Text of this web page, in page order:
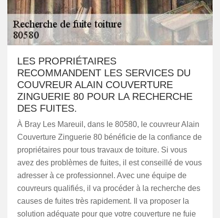
LES PROPRIÉTAIRES
RECOMMANDENT LES SERVICES DU
COUVREUR ALAIN COUVERTURE
ZINGUERIE 80 POUR LA RECHERCHE
DES FUITES.
À Bray Les Mareuil, dans le 80580, le couvreur Alain
Couverture Zinguerie 80 bénéficie de la confiance de
propriétaires pour tous travaux de toiture. Si vous
avez des problèmes de fuites, il est conseillé de vous
adresser à ce professionnel. Avec une équipe de
couvreurs qualifiés, il va procéder à la recherche des
causes de fuites très rapidement. Il va proposer la
solution adéquate pour que votre couverture ne fuie